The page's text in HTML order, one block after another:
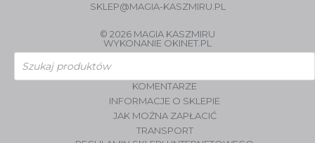
SKLEP@MAGIA-KASZMIRU.PL
© 2026 MAGIA KASZMIRU
WYKONANIE OKINET.PL
Wyszukiwarka
produktów
KOMENTARZE
INFORMACJE O SKLEPIE
JAK MOŻNA ZAPŁACIĆ
TRANSPORT